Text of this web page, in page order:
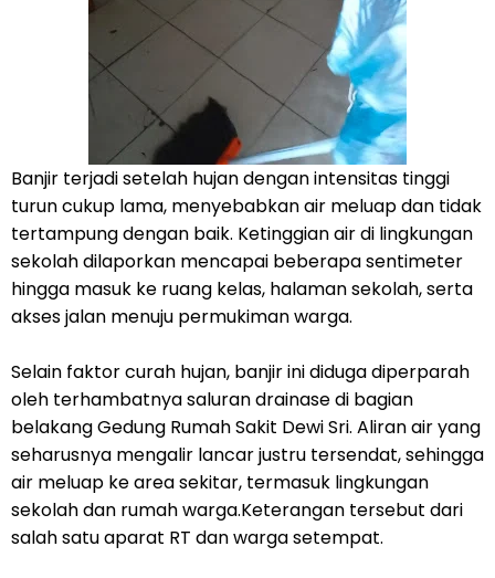
Banjir terjadi setelah hujan dengan intensitas tinggi
turun cukup lama, menyebabkan air meluap dan tidak
tertampung dengan baik. Ketinggian air di lingkungan
sekolah dilaporkan mencapai beberapa sentimeter
hingga masuk ke ruang kelas, halaman sekolah, serta
akses jalan menuju permukiman warga.
Selain faktor curah hujan, banjir ini diduga diperparah
oleh terhambatnya saluran drainase di bagian
belakang Gedung Rumah Sakit Dewi Sri. Aliran air yang
seharusnya mengalir lancar justru tersendat, sehingga
air meluap ke area sekitar, termasuk lingkungan
sekolah dan rumah warga.Keterangan tersebut dari
salah satu aparat RT dan warga setempat.